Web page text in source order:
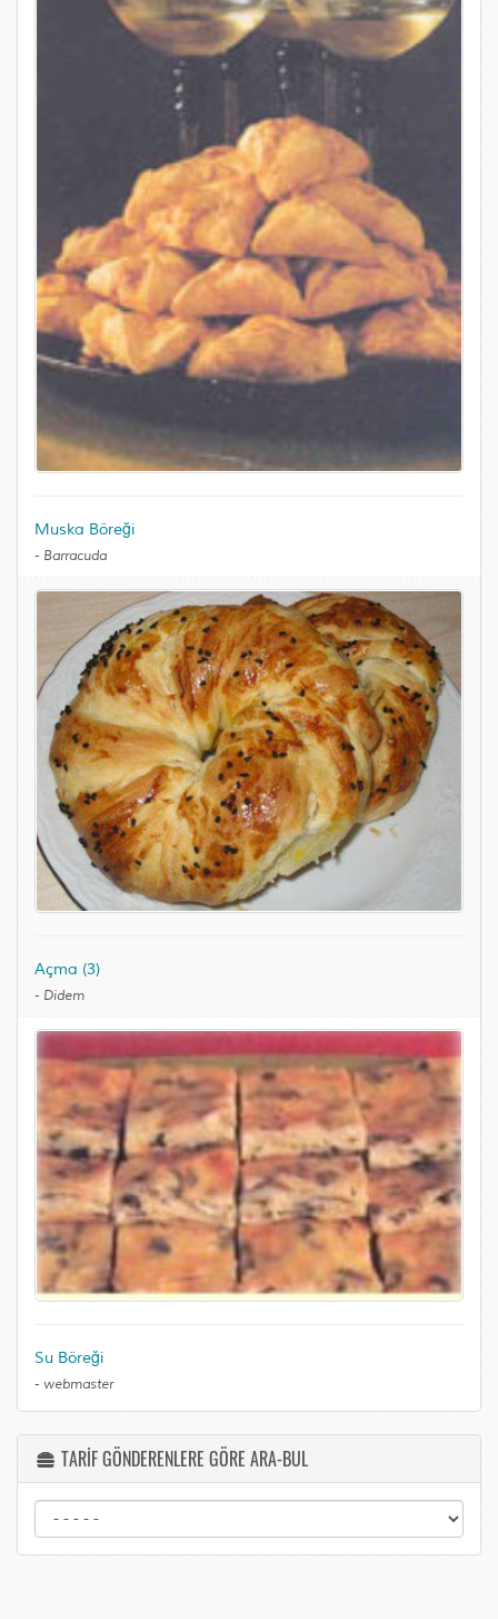
Muska Böreği
- Barracuda
Açma (3)
- Didem
Su Böreği
- webmaster
TARİF GÖNDERENLERE GÖRE ARA-BUL